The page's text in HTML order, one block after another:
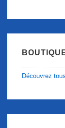
Découvrez